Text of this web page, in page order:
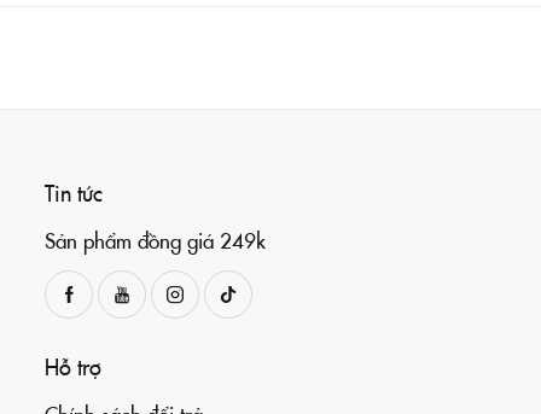
Tin tức
Sản phẩm đồng giá 249k
Hỗ trợ